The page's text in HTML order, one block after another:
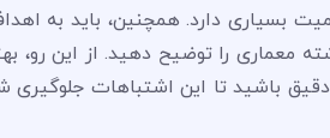
بسیاری دارد. همچنین، باید به
معماری را توضیح دهید. از این
باشید تا این اشتباهات جلوگیری